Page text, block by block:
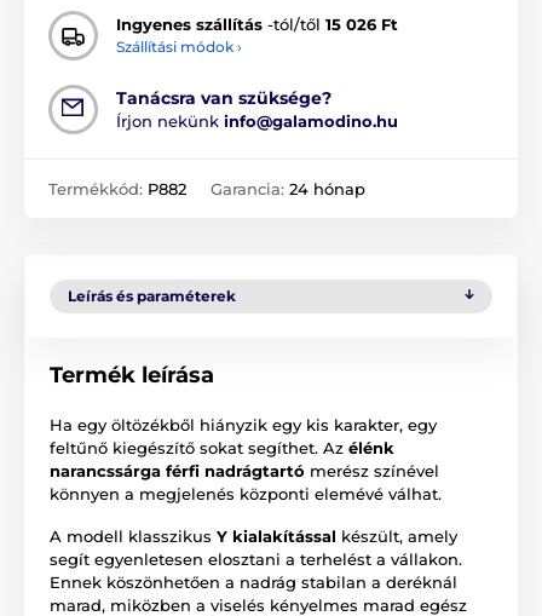
Ingyenes szállítás -tól/től 15 026 Ft
Szállítási módok ›
Tanácsra van szüksége?
Írjon nekünk info@galamodino.hu
Termékkód: P882 Garancia: 24 hónap
Leírás és paraméterek
Termék leírása
Ha egy öltözékből hiányzik egy kis karakter, egy
feltűnő kiegészítő sokat segíthet. Az élénk
narancssárga férfi nadrágtartó merész színével
könnyen a megjelenés központi elemévé válhat.
A modell klasszikus Y kialakítással készült, amely
segít egyenletesen elosztani a terhelést a vállakon.
Ennek köszönhetően a nadrág stabilan a deréknál
marad, miközben a viselés kényelmes marad egész